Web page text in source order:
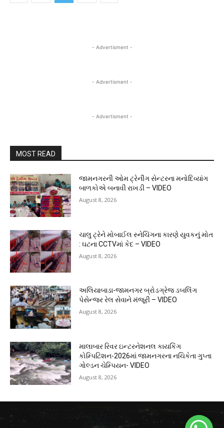
- Advertisment -
- Advertisment -
- Advertisment -
MOST READ
જામનગરની ઓમ ટ્રેનીંગ સેન્ટરના મનોદિવ્યાંગ
બાળકોએ બનાવી રાખડી – VIDEO
August 8, 2026
ચાલુ ટ્રેને મોબાઈલ સ્નેચિંગના કારણે યુવકનું મોત
: ઘટના CCTVમાં કેદ – VIDEO
August 8, 2026
અલિયાબાડા-જામનગર બ્રોડગ્રેજ ડબલિંગ
પેસેન્જર રેલ સેવાને મંજૂરી – VIDEO
August 8, 2026
માલાબાર રિવર ઇન્ટરનેશનલ કાયકિંગ
કોમ્પિટિશન-2026માં જામનગરના નચિકેતા ગુપ્તા
ગોલ્ડન ચેમ્પિયન- VIDEO
August 8, 2026